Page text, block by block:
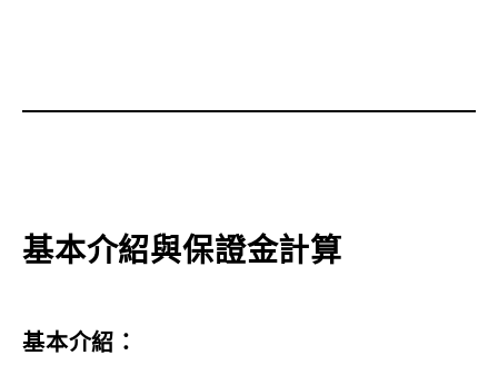
基本介紹與保證金計算
基本介紹：